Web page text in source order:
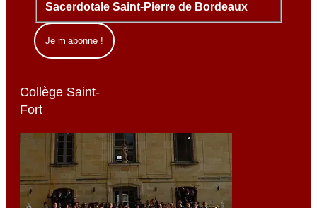
Sacerdotale Saint-Pierre de Bordeaux
Collège Saint-
Fort